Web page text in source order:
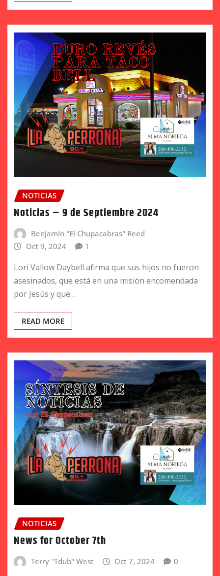
NOTICIAS
Noticias – 9 de Septiembre 2024
Benjamín "El Chupacabras" Reed
Oct 9, 2024
1
Lori Vallow Daybell afirma que sus hijos no fueron
asesinados, que está en una misión encomendada
por Jesús y que…
READ MORE
NOTICIAS
News for October 7th
Terry "Tdub" West Oct 7, 2024 0